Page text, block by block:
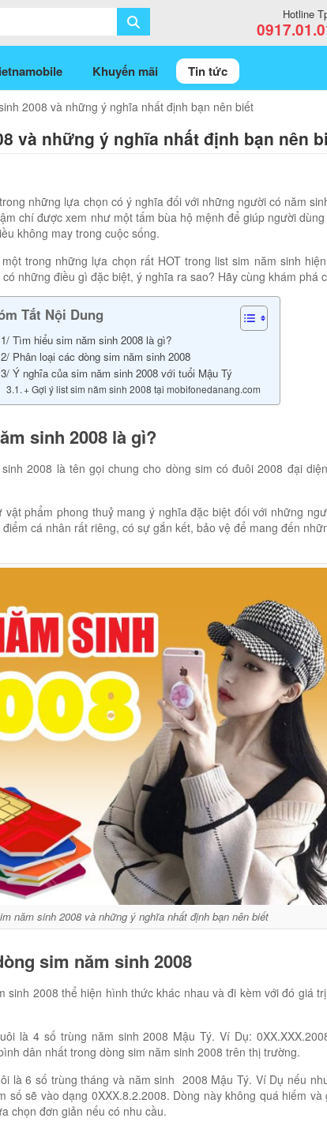
Hotline
Khuyến mãi Tin tức
2008 và những ý nghĩa nhất định bạn nên biết
và những ý nghĩa nhất định bạn nên
những lựa chọn có ý nghĩa đối với những người có năm
chí được xem như một tấm bùa hộ mệnh để giúp người
không may trong cuộc sống.
trong những lựa chọn rất HOT trong list sim năm sinh
những điều gì đặc biệt, ý nghĩa ra sao? Hãy cùng khám phá
Tắt Nội Dung
1/ Tìm hiểu sim năm sinh 2008 là gì?
2/ Phân loại các dòng sim năm sinh 2008
3/ Ý nghĩa của sim năm sinh 2008 với tuổi Mậu Tý
+ Gợi ý list sim năm sinh 2008 tại mobifonedanang.com
sinh 2008 là gì?
2008 là tên gọi chung cho dòng sim có đuôi 2008 đại
phẩm phong thuỷ mang ý nghĩa đặc biệt đối với những
cá nhân rất riêng, có sự gắn kết, bảo vệ để mang đến
năm sinh 2008 và những ý nghĩa nhất định bạn nên biết
sim năm sinh 2008
sinh 2008 thể hiện hình thức khác nhau và đi kèm với đó giá
là 4 số trùng năm sinh 2008 Mậu Tý. Ví Dụ:
dân nhất trong dòng sim năm sinh 2008 trên thị trường.
là 6 số trùng tháng và năm sinh 2008 Mậu Tý. Ví Dụ nếu
số sẽ vào dạng 0XXX.8.2.2008. Dòng này không quá hiếm và
chọn đơn giản nếu có nhu cầu.